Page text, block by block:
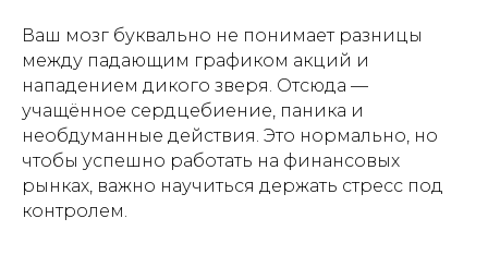
Ваш мозг буквально не понимает разницы
между падающим графиком акций и
нападением дикого зверя. Отсюда —
учащённое сердцебиение, паника и
необдуманные действия. Это нормально, но
чтобы успешно работать на финансовых
рынках, важно научиться держать стресс под
контролем.